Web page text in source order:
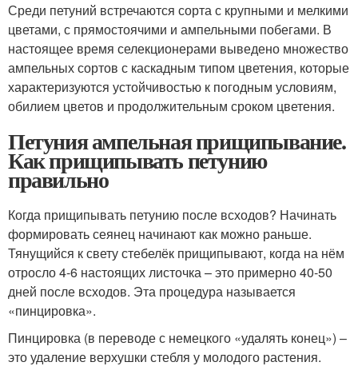
Среди петуний встречаются сорта с крупными и мелкими
цветами, с прямостоячими и ампельными побегами. В
настоящее время селекционерами выведено множество
ампельных сортов с каскадным типом цветения, которые
характеризуются устойчивостью к погодным условиям,
обилием цветов и продолжительным сроком цветения.
Петуния ампельная прищипывание.
Как прищипывать петунию
правильно
Когда прищипывать петунию после всходов? Начинать
формировать сеянец начинают как можно раньше.
Тянущийся к свету стебелёк прищипывают, когда на нём
отросло 4-6 настоящих листочка – это примерно 40-50
дней после всходов. Эта процедура называется
«пинцировка».
Пинцировка (в переводе с немецкого «удалять конец») –
это удаление верхушки стебля у молодого растения.